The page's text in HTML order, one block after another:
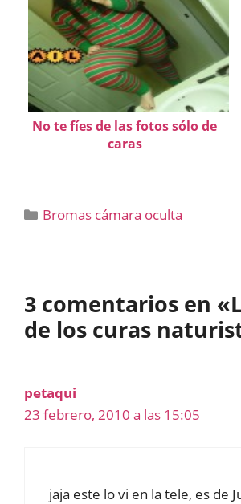
No te fíes de las fotos sólo de
caras
Categorías
Bromas cámara oculta
3 comentarios en
de los curas
petaqui
23 febrero, 2010 a las 15:05
jaja este lo vi en la tele, es de